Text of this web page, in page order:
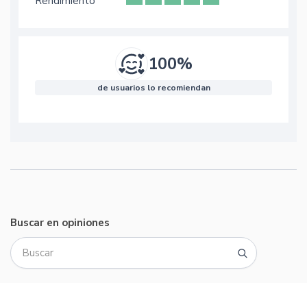
100%
de usuarios lo recomiendan
Buscar en opiniones